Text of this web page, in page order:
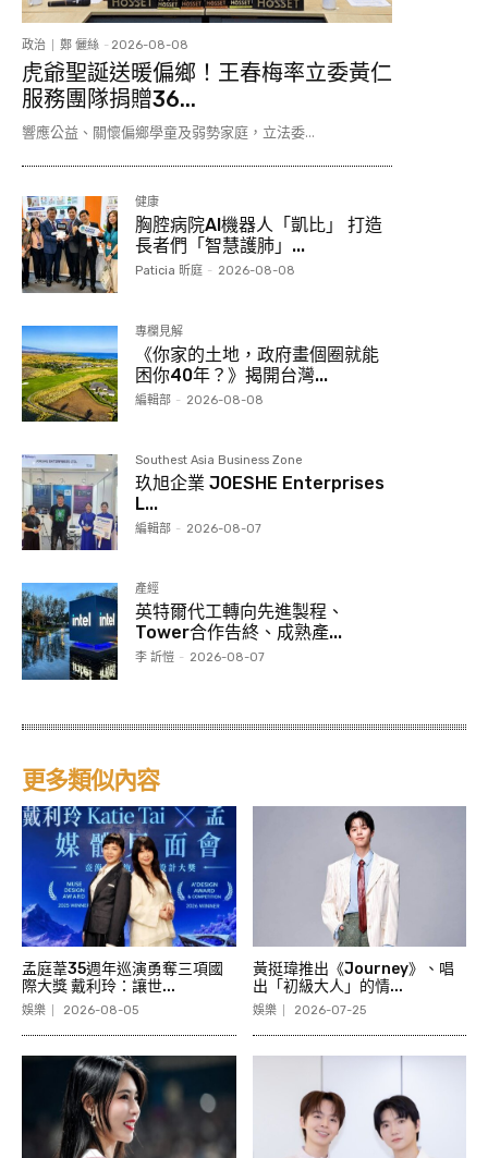
政治 鄭 儷絲 - 2026-08-08
虎爺聖誕送暖偏鄉！王春梅率立委黃仁
服務團隊捐贈36...
響應公益、關懷偏鄉學童及弱勢家庭，立法委...
健康
胸腔病院AI機器人「凱比」 打造
長者們「智慧護肺」...
Paticia 昕庭 - 2026-08-08
專欄見解
《你家的土地，政府畫個圈就能
困你40年？》揭開台灣...
編輯部 - 2026-08-08
Southest Asia Business Zone
玖旭企業 JOESHE Enterprises
L...
編輯部 - 2026-08-07
產經
英特爾代工轉向先進製程、
Tower合作告終、成熟產...
李 訢愷 - 2026-08-07
更多類似內容
孟庭葦35週年巡演勇奪三項國
際大獎 戴利玲：讓世...
娛樂 2026-08-05
黃挺瑋推出《Journey》、唱
出「初級大人」的情...
娛樂 2026-07-25